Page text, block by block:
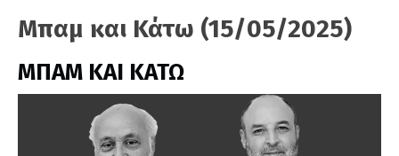
Μπαμ και Κάτω (15/05/2025)
ΜΠΑΜ ΚΑΙ ΚΑΤΩ